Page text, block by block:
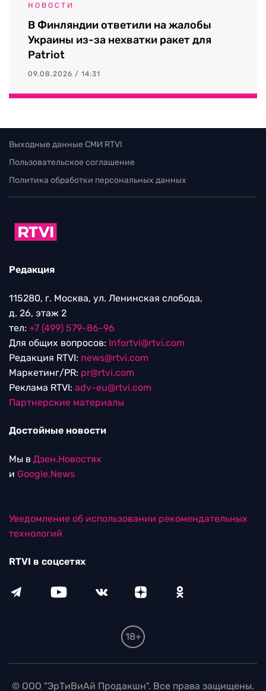
НОВОСТИ
В Финляндии ответили на жалобы
Украины из-за нехватки ракет для
Patriot
09.08.2026 / 14:31
Выходные данные СМИ RTVI
Пользовательское соглашение
Политика обработки персональных данных
Редакция
115280, г. Москва, ул. Ленинская слобода,
д. 26, этаж 2
тел: +7 (499) 579-86-96
Для общих вопросов: Infortvi@rtvi.com
Редакция RTVI: news@rtvi.com
Маркетинг/PR: pr@rtvi.com
Реклама RTVI: adv-eu@rtvi.com
Партнерские материалы
Достойные новости
Мы в Дзен.Новостях
и Google.News
Уведомление об использовании рекомендательных
технологий
RTVI в соцсетях
18+
© ООО "ЭрТиВиАй Продакшн". Все права защищены.